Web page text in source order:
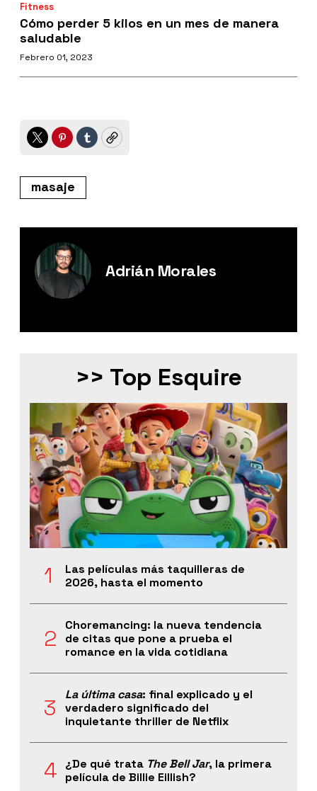
Fitness
Cómo perder 5 kilos en un mes de manera
saludable
Febrero 01, 2023
TwitterPinterest
TumblrCopy
masaje
Adrián Morales
>> Top Esquire
Las películas más taquilleras de
2026, hasta el momento
Choremancing: la nueva tendencia
de citas que pone a prueba el
romance en la vida cotidiana
La última casa: final explicado y el
verdadero significado del
inquietante thriller de Netflix
¿De qué trata The Bell Jar, la primera
película de Billie Eillish?